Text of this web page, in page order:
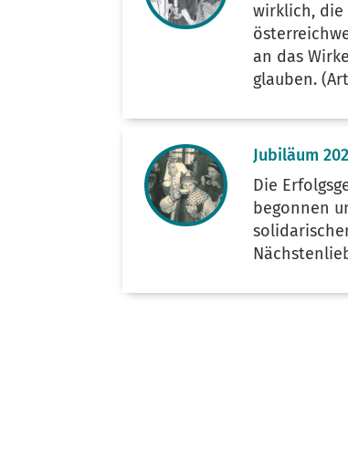
wirklich, die
an das
glauben.
Jubiläum
Die
begonnen